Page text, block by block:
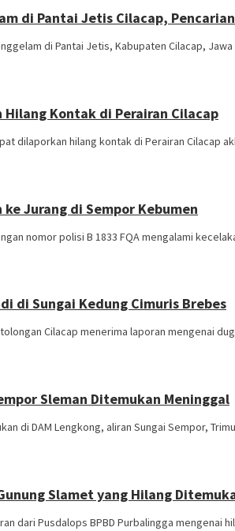
di Pantai Jetis Cilacap,
di Pantai Jetis, Kabupaten Cilacap,
Kontak di Perairan Cilacap
dilaporkan hilang kontak di Perairan Cilacap
Jurang di Sempor Kebumen
nomor polisi B 1833 FQA mengalami
di Sungai Kedung Cimuris Brebes
Cilacap menerima laporan mengenai
Sleman Ditemukan Meninggal
di DAM Lengkong, aliran Sungai Sempor,
Slamet yang Hilang
dari Pusdalops BPBD Purbalingga mengenai